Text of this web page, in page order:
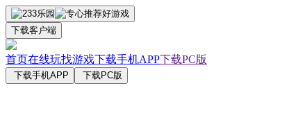
下载客户端
首页在线玩找游戏下载手机APP下载PC版
下载手机APP 下载PC版